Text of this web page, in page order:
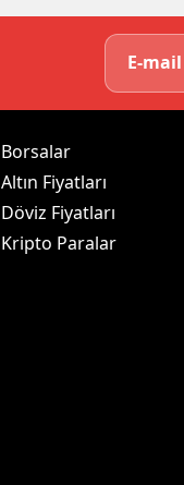
Borsalar
Altın Fiyatları
Döviz Fiyatları
Kripto Paralar